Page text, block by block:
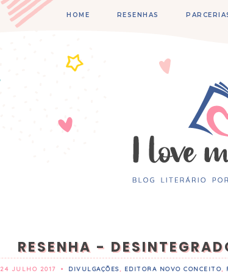
HOME RESENHAS
RESENHA -
24 JULHO 2017 • DIVULGAÇÕES EDITORA NOVO CONCEITO